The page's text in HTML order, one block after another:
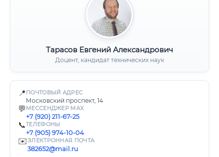
Тарасов Евгений Александрович
Доцент, кандидат технических наук
📍 ПОЧТОВЫЙ АДРЕС
Московский проспект, 14
💬 МЕССЕНДЖЕР MAX
+7 (920) 211-67-25
📞ТЕЛЕФОНЫ
+7 (905) 974-10-04
✉️ЭЛЕКТРОННАЯ ПОЧТА
382652@mail.ru